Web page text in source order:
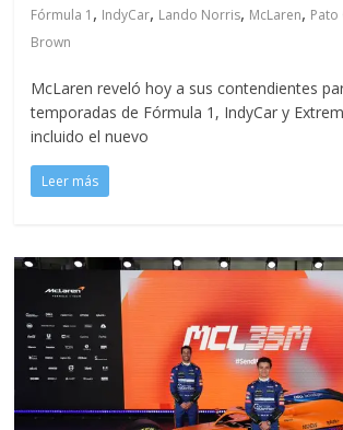
Fórmula 1 , IndyCar, Lando Norris, McLaren, Pato
Brown
McLaren reveló hoy a sus contendientes
temporadas de Fórmula 1, IndyCar y
incluido el nuevo
Leer más